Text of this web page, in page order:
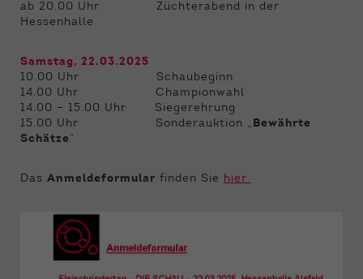
ab 20.00 Uhr Züchterabend in der
Hessenhalle
Samstag, 22.03.2025
10.00 Uhr Schaubeginn
14.00 Uhr Championwahl
14.00 – 15.00 Uhr Siegerehrung
15.00 Uhr Sonderauktion „ Bewährte
Schätze “
Das Anmeldeformular finden Sie hier